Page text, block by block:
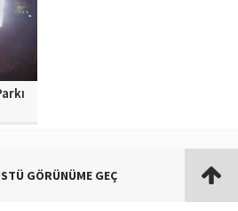
GÖRÜNÜME GEÇ